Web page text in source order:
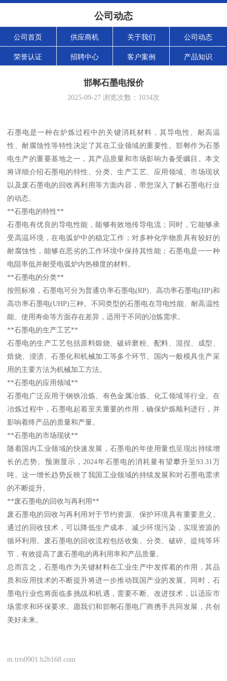
公司动态
公司首页 供应商机 关于我们 公司动态
荣誉认证 招聘中心 客户案例 产品知识
邯郸石墨电报价
2025-09-27 浏览次数： 1034次
石墨电是一种在炉炼过程中的关键消耗材料，其导电性、耐高温
性、耐腐蚀性等特性决定了其在工业领域的重要性。邯郸作为石墨
电生产的重要基地之一，其产品质量和市场影响力备受瞩目。本文
将详细介绍石墨电的特性、分类、生产工艺、应用领域、市场现状
以及废石墨电的回收再利用等方面内容，带您深入了解石墨电行业
的动态。
**石墨电的特性**
石墨电有优良的导电性能，能够有效地传导电流；同时，它能够承
受高温环境，在电弧炉中的稳定工作；对多种化学物质具有较好的
耐腐蚀性，能够在恶劣的工作环境中保持其性能；石墨电是一一种
电阻率低并耐受电弧炉内热梯度的材料。
**石墨电的分类**
按照标准，石墨电可分为普通功率石墨电(RP)、高功率石墨电(HP)和
高功率石墨电(UHP)三种。不同类型的石墨电在导电性能、耐高温性
能、使用寿命等方面存在差异，适用于不同的冶炼需求。
**石墨电的生产工艺**
石墨电的生产工艺包括原料煅烧、破碎磨粉、配料、混捏、成型、
焙烧、浸渍、石墨化和机械加工等多个环节。国内一般模具生产采
用的主要方法为机械加工方法。
**石墨电的应用领域**
石墨电广泛应用于钢铁冶炼、有色金属冶炼、化工领域等行业。在
冶炼过程中，石墨电起着至关重要的作用，确保炉炼顺利进行，并
影响着终产品的质量和产量。
**石墨电的市场现状**
随着国内工业领域的快速发展，石墨电的年使用量也呈现出持续增
长的态势。预测显示，2024年石墨电的消耗量有望攀升至93.31万
吨。这一增长趋势反映了我国工业领域的持续发展和对石墨电需求
的不断提升。
**废石墨电的回收与再利用**
废石墨电的回收与再利用对于节约资源、保护环境具有重要意义。
通过的回收技术，可以降低生产成本、减少环境污染，实现资源的
循环利用。废石墨电的回收流程包括收集、分类、破碎、提纯等环
节，有效提高了废石墨电的再利用率和产品质量。
总而言之，石墨电作为关键材料在工业生产中发挥着的作用，其品
质和应用技术的不断提升将进一步推动我国产业的发展。同时，石
墨电行业也将面临多挑战和机遇，需要不断、改进技术，以适应市
场需求和环保要求。愿我们和邯郸石墨电厂商携手共同发展，共创
美好未来。
m.trts0901.b2b168.com